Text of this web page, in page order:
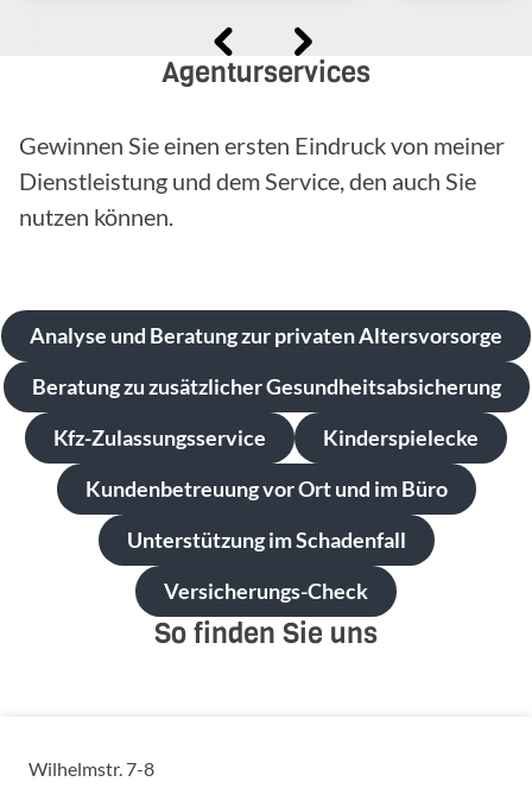
Agenturservices
Gewinnen Sie einen ersten Eindruck von meiner
Dienstleistung und dem Service, den auch Sie
nutzen können.
Analyse und Beratung zur privaten Altersvorsorge
Beratung zu zusätzlicher Gesundheitsabsicherung
Kfz-Zulassungsservice
Kinderspielecke
Kundenbetreuung vor Ort und im Büro
Unterstützung im Schadenfall
Versicherungs-Check
So finden Sie uns
Wilhelmstr. 7-8